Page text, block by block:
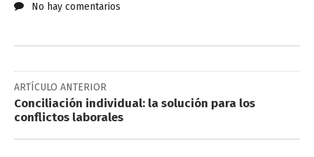
No hay comentarios
ARTÍCULO ANTERIOR
Conciliación individual: la solución para los
conflictos laborales